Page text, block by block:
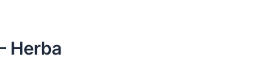
Herba